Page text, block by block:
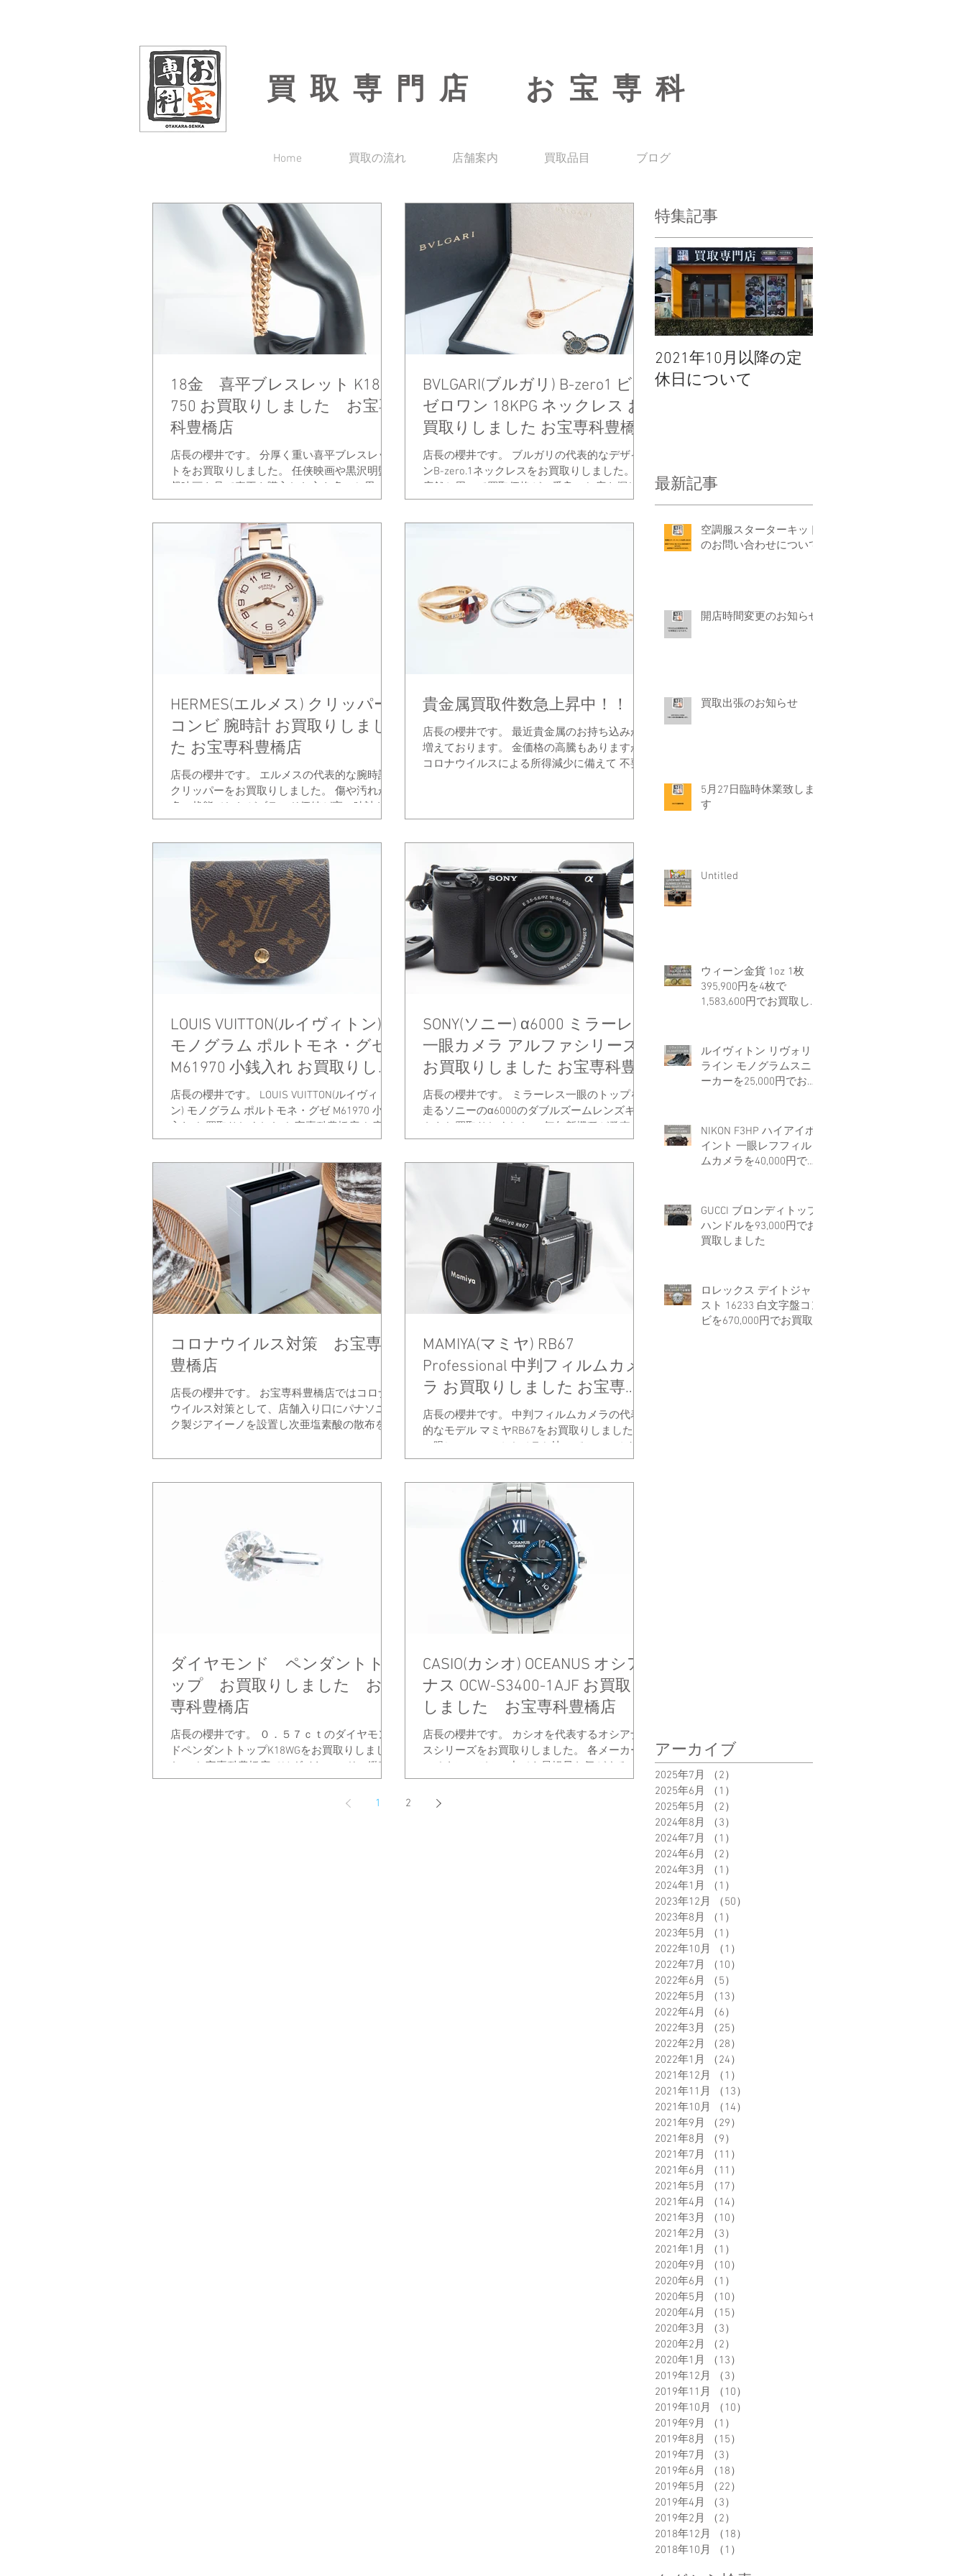
買取専門店 お宝専科
Home 買取の流れ 店舗案内 買取品目 ブログ
18金 喜平ブレスレット K18
750 お買取りしました お宝専
科豊橋店
店長の櫻井です。 分厚く重い喜平ブレスレッ
トをお買取りしました。 任侠映画や黒沢明監
督映画を見て喜平を購入した方も多いと思いま
すが 30年前にこの喜平デザインは男女問わず
少なくなっていますが...
BVLGARI(ブルガリ) B-zero1 ビー
ゼロワン 18KPG ネックレス お
買取りしました お宝専科豊橋
店
店長の櫻井です。 ブルガリの代表的なデザイ
ンB-zero.1ネックレスをお買取りしました。 何
店舗か周って買取価格が一番良いお店を探して
いるお客様でしたが 当店で売却を決めて頂き
HERMES(エルメス) クリッパー
コンビ 腕時計 お買取りしまし
た お宝専科豊橋店
店長の櫻井です。 エルメスの代表的な腕時計
クリッパーをお買取りしました。 傷や汚れが
多い状態でしたがブランド価値が高い時計なの
で高価査定ができました。 付属品や電池切れ
みください。...
貴金属買取件数急上昇中！！
店長の櫻井です。 最近貴金属のお持ち込みが
増えております。 金価格の高騰もありますが
コロナウイルスによる所得減少に備えて 不要
LOUIS VUITTON(ルイヴィトン)
モノグラム ポルトモネ・グゼ
M61970 小銭入れ お買取りしま
した お宝専科豊橋店
店長の櫻井です。 LOUIS VUITTON(ルイヴィト
ン) モノグラム ポルトモネ・グゼ M61970 小銭
入れ お買取りしました お宝専科豊橋店 お宝専
科豊橋店 〒４４１－８０４８ 愛知県豊橋市西
SONY(ソニー) α6000 ミラーレス
一眼カメラ アルファシリーズ
お買取りしました お宝専科豊
橋店
店長の櫻井です。 ミラーレス一眼のトップを
走るソニーのα6000のダブルズームレンズキッ
トをお買取りしました。 毎年新機種が発売さ
れて高性能化されていくカメラ業界なので、も
は素早く現金化をお勧めします。...
コロナウイルス対策 お宝専科
豊橋店
店長の櫻井です。 お宝専科豊橋店ではコロナ
ウイルス対策として、店舗入り口にパナソニッ
ク製ジアイーノを設置し次亜塩素酸の散布を行
MAMIYA(マミヤ) RB67
Professional 中判フィルムカメ
ラ お買取りしました お宝専科
豊橋店
店長の櫻井です。 中判フィルムカメラの代表
的なモデル マミヤRB67をお買取りしました。
一眼レフフィルムカメラと比べてフィルムサイ
ズが大きく、プリント時の拡大率が低く粒状性
ロ写真家やマニアの方のみ使用していたカメラ
ダイヤモンド ペンダントト
ップ お買取りしました お宝
専科豊橋店
店長の櫻井です。 ０．５７ｃｔのダイヤモン
ドペンダントトップK18WGをお買取りしまし
た。 お宝専科豊橋店ではダイヤモンドの鑑定
書が無くても短時間で買取査定が可能です。
立て爪リングに付いた状態や画像のように貴金
CASIO(カシオ) OCEANUS オシア
ナス OCW-S3400-1AJF お買取り
しました お宝専科豊橋店
店長の櫻井です。 カシオを代表するオシアナ
スシリーズをお買取りしました。 各メーカー
のチタンモデルの中でも最軽量な気がするのは
店長の気のせいでしょうか。 タフソーラーで
文字盤の視認性も高く派手過ぎず社会人に人気
1 2
特集記事
2021年10月以降の定
休日について
最新記事
空調服スターターキット
のお問い合わせについて
開店時間変更のお知らせ
買取出張のお知らせ
5月27日臨時休業致しま
す
Untitled
ウィーン金貨 1oz 1枚
395,900円を4枚で
1,583,600円でお買取しま
ルイヴィトン リヴォリ
ライン モノグラムスニ
ーカーを25,000円でお買
NIKON F3HP ハイアイポ
イント 一眼レフフィル
ムカメラを40,000円でお
GUCCI ブロンディトップ
ハンドルを93,000円でお
買取しました
ロレックス デイトジャ
スト 16233 白文字盤コン
ビを670,000円でお買取
アーカイブ
2025年7月 （2）
2025年6月
（1）
2025年5月
（2）
2024年8月
（3）
2024年7月
（1）
2024年6月
（2）
2024年3月
（1）
2024年1月
（1）
2023年12月
（50）
2023年8月
（1）
2023年5月
（1）
2022年10月
（1）
2022年7月
（10）
2022年6月
（5）
2022年5月
（13）
2022年4月
（6）
2022年3月
（25）
2022年2月
（28）
2022年1月
（24）
2021年12月
（1）
2021年11月
（13）
2021年10月
（14）
2021年9月
（29）
2021年8月
（9）
2021年7月
（11）
2021年6月
（11）
2021年5月
（17）
2021年4月
（14）
2021年3月
（10）
2021年2月
（3）
2021年1月
（1）
2020年9月
（10）
2020年6月
（1）
2020年5月
（10）
2020年4月
（15）
2020年3月
（3）
2020年2月
（2）
2020年1月
（13）
2019年12月
（3）
2019年11月
（10）
2019年10月
（10）
2019年9月
（1）
2019年8月
（15）
2019年7月
（3）
2019年6月
（18）
2019年5月
（22）
2019年4月
（3）
2019年2月
（2）
2018年12月
（18）
2018年10月
（1）